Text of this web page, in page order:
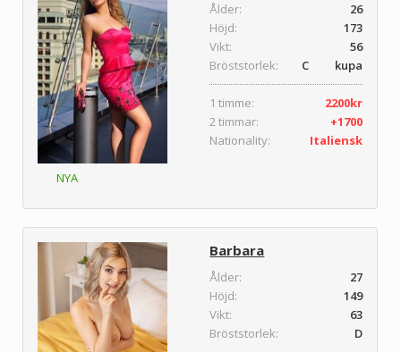
NYA
Ålder:
26
Höjd:
173
Vikt:
56
Bröststorlek:
C kupa
1 timme:
2200kr
2 timmar:
+1700
Nationality:
Italiensk
Barbara
Ålder:
27
Höjd:
149
Vikt:
63
Bröststorlek:
D